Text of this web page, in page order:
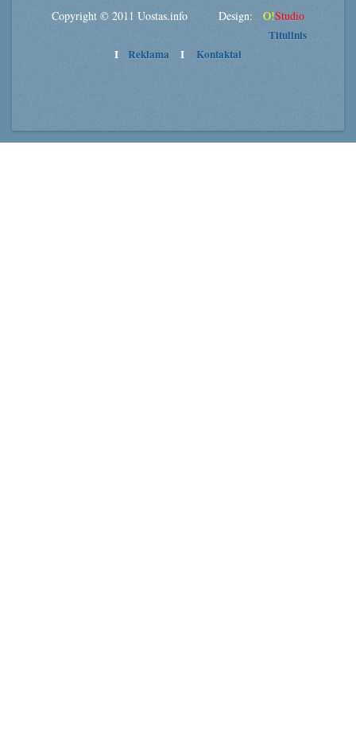
Copyright © 2011 Uostas.info Design: O!Studio
Titulinis
I Reklama I Kontaktai